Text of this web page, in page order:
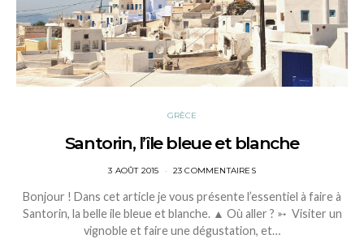
GRÈCE
Santorin, l’île bleue et blanche
POSTED
3 AOÛT 2015 23 COMMENTAIRES
Bonjour ! Dans cet article je vous présente l’essentiel à faire à
Santorin, la belle ile bleue et blanche. ▲ Où aller ? ➳ Visiter un
vignoble et faire une dégustation, et…